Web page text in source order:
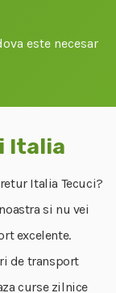
este necesar
Italia
Italia Tecuci?
si nu vei
excelente.
de transport
curse zilnice